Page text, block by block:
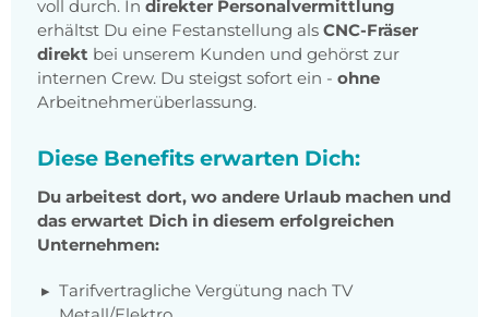
voll durch. In direkter Personalvermittlung
erhältst Du eine Festanstellung als CNC-Fräser
direkt bei unserem Kunden und gehörst zur
internen Crew. Du steigst sofort ein - ohne
Arbeitnehmerüberlassung.
Diese Benefits erwarten Dich:
Du arbeitest dort, wo andere Urlaub machen und
das erwartet Dich in diesem erfolgreichen
Unternehmen:
Tarifvertragliche Vergütung nach TV